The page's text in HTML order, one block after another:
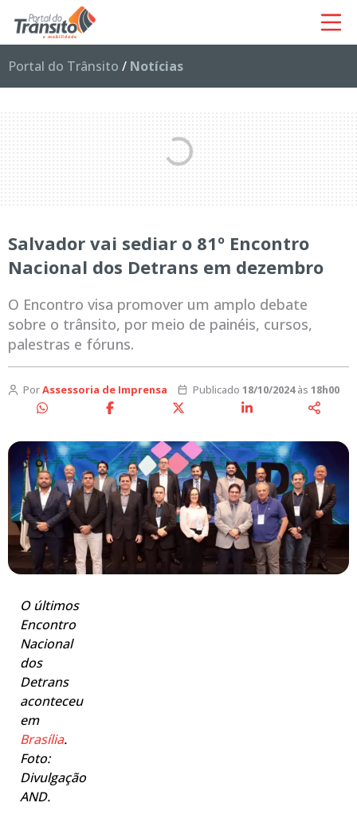
Portal do Trânsito / Notícias
Salvador vai sediar o 81º Encontro
Nacional dos Detrans em dezembro
O Encontro visa promover um amplo debate
sobre o trânsito, por meio de painéis, cursos,
palestras e fóruns.
PorAssessoria de Imprensa Publicado 18/10/2024às 18h00
O últimos
Encontro
Nacional
dos
Detrans
aconteceu
em
Brasília.
Foto:
Divulgação
AND.